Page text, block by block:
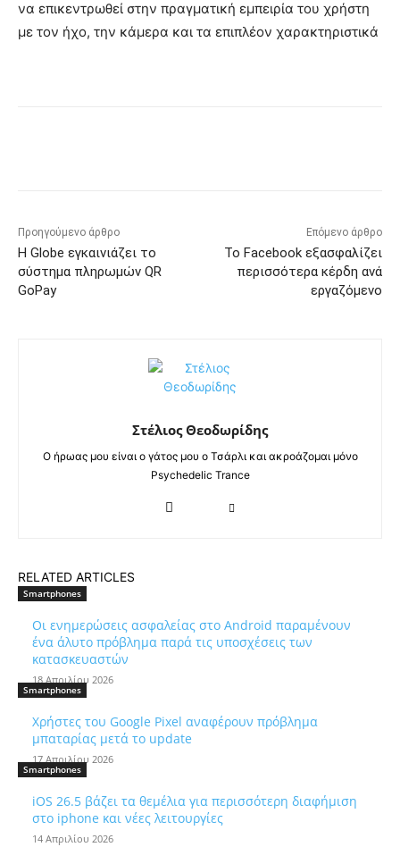
να επικεντρωθεί στην πραγματική εμπειρία του χρήστη
με τον ήχο, την κάμερα και τα επιπλέον χαρακτηριστικά
Προηγούμενο άρθρο
Η Globe εγκαινιάζει το
σύστημα πληρωμών QR
GoPay
Επόμενο άρθρο
Το Facebook εξασφαλίζει
περισσότερα κέρδη ανά
εργαζόμενο
Στέλιος Θεοδωρίδης
Ο ήρωας μου είναι ο γάτος μου ο Τσάρλι και ακροάζομαι μόνο
Psychedelic Trance
RELATED ARTICLES
Smartphones
Οι ενημερώσεις ασφαλείας στο Android παραμένουν
ένα άλυτο πρόβλημα παρά τις υποσχέσεις των
κατασκευαστών
18 Απριλίου 2026
Smartphones
Χρήστες του Google Pixel αναφέρουν πρόβλημα
μπαταρίας μετά το update
17 Απριλίου 2026
Smartphones
iOS 26.5 βάζει τα θεμέλια για περισσότερη διαφήμιση
στο iphone και νέες λειτουργίες
14 Απριλίου 2026